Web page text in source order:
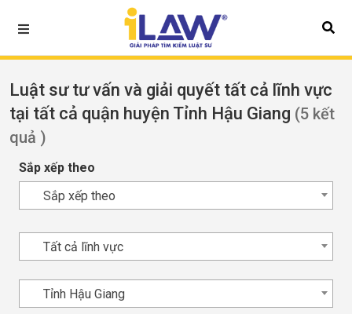
Luật sư tư vấn và giải quyết tất cả lĩnh vực
tại tất cả quận huyện Tỉnh Hậu Giang (5 kết
quả )
Sắp xếp theo
Sắp xếp theo
Tất cả lĩnh vực
Tỉnh Hậu Giang